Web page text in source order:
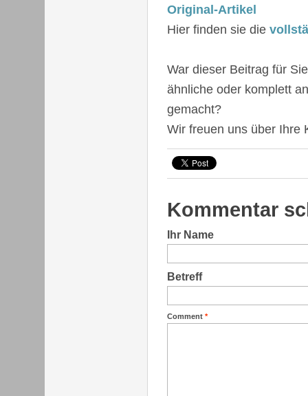
Original-Artikel
Hier finden sie die
War dieser Beitrag für
ähnliche oder komplett
gemacht?
Wir freuen uns über Ihre
Kommentar
Ihr Name
Betreff
Comment *